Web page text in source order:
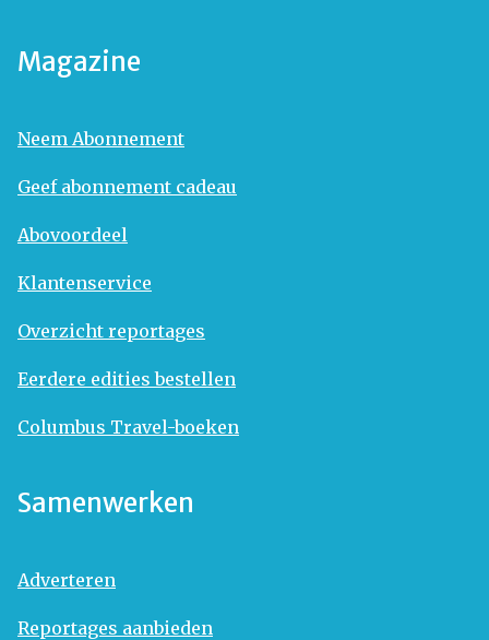
Magazine
Neem Abonnement
Geef abonnement cadeau
Abovoordeel
Klantenservice
Overzicht reportages
Eerdere edities bestellen
Columbus Travel-boeken
Samenwerken
Adverteren
Reportages aanbieden